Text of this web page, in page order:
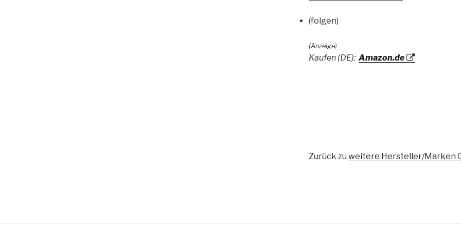
(folgen)
(Anzeige)
Kaufen (DE): Amazon.de
Zurück zu weitere Hersteller/Marken